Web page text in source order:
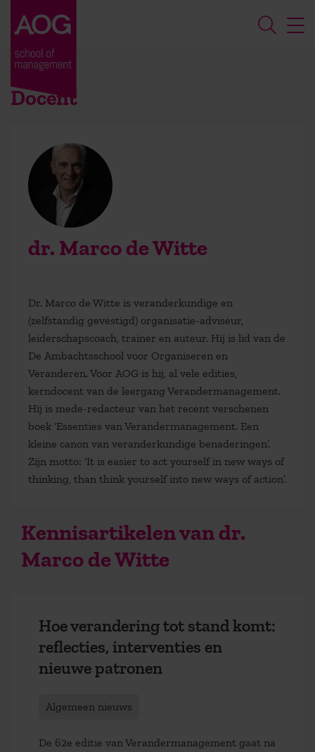
Docent
dr. Marco de Witte
Dr. Marco de Witte is veranderkundige en
(zelfstandig gevestigd) organisatie-adviseur,
leiderschapscoach, trainer en auteur. Hij is lid van de
De Ambachtsschool voor Organiseren en
Veranderen. Voor AOG is hij, al vele edities,
kerndocent van de leergang Verandermanagement.
Hij is mede-redacteur van het recent verschenen
boek ‘Essenties van Verandermanagement. Een
kleine canon van veranderkundige benaderingen’.
Zijn motto: ‘It is easier to act yourself in new ways of
thinking, than think yourself into new ways of action’.
Kennisartikelen van dr.
Marco de Witte
Hoe verandering tot stand komt:
reflecties, interventies en
nieuwe patronen
Algemeen nieuws
De 62e editie van Verandermanagement gaat na